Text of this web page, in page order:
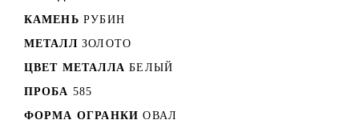
КАМЕНЬ РУБИН
МЕТАЛЛ ЗОЛОТО
ЦВЕТ МЕТАЛЛА БЕЛЫЙ
ПРОБА 585
ФОРМА ОГРАНКИ ОВАЛ